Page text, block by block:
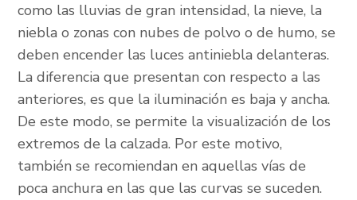
como las lluvias de gran intensidad, la nieve, la
niebla o zonas con nubes de polvo o de humo, se
deben encender las luces antiniebla delanteras.
La diferencia que presentan con respecto a las
anteriores, es que la iluminación es baja y ancha.
De este modo, se permite la visualización de los
extremos de la calzada. Por este motivo,
también se recomiendan en aquellas vías de
poca anchura en las que las curvas se suceden.